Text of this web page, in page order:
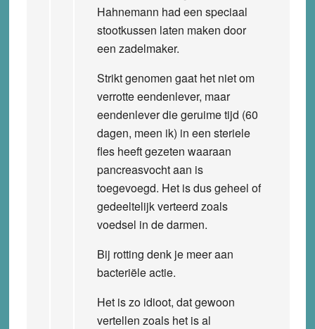
Hahnemann had een speciaal
stootkussen laten maken door
een zadelmaker.
Strikt genomen gaat het niet om
verrotte eendenlever, maar
eendenlever die geruime tijd (60
dagen, meen ik) in een steriele
fles heeft gezeten waaraan
pancreasvocht aan is
toegevoegd. Het is dus geheel of
gedeeltelijk verteerd zoals
voedsel in de darmen.
Bij rotting denk je meer aan
bacteriële actie.
Het is zo idioot, dat gewoon
vertellen zoals het is al